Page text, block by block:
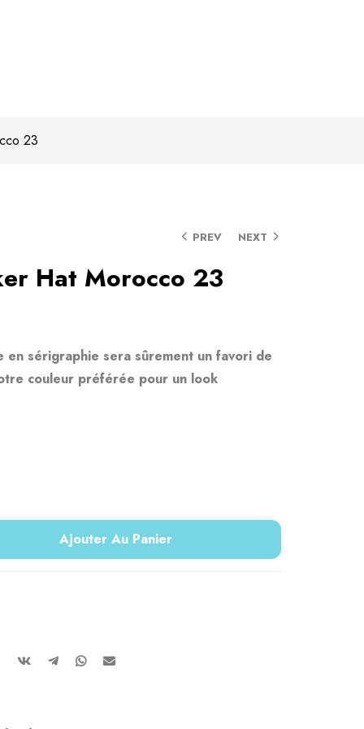
23
PREV NEXT
Hat Morocco 23
en sérigraphie sera sûrement un favori de
couleur préférée pour un look
Ajouter Au Panier